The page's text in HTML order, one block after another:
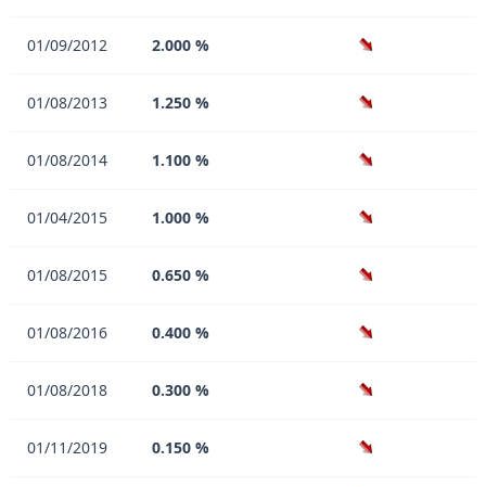
01/09/2012 2.000 %
01/08/2013 1.250 %
01/08/2014 1.100 %
01/04/2015 1.000 %
01/08/2015 0.650 %
01/08/2016 0.400 %
01/08/2018 0.300 %
01/11/2019 0.150 %